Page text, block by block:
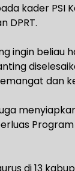
kader PSI
DPRT.
ingin beliau
dan